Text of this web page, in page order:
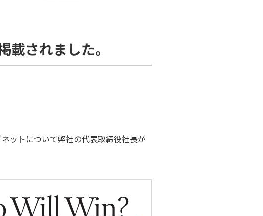
されました。
ットについて弊社の代表取締役社長が